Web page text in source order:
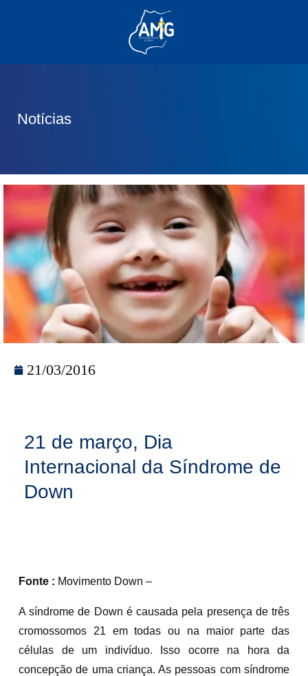
Notícias
21/03/2016
21 de março, Dia
Internacional da Síndrome de
Down
Fonte : Movimento Down –
A síndrome de Down é causada pela presença de três
cromossomos 21 em todas ou na maior parte das
células de um indivíduo. Isso ocorre na hora da
concepção de uma criança. As pessoas com síndrome